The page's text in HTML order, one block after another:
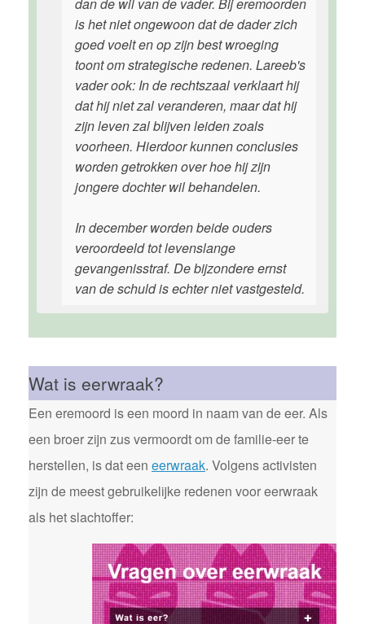
is het niet ongewoon dat de dader zich
goed voelt en op zijn best wroeging
toont om strategische redenen. Lareeb's
vader ook: In de rechtszaal verklaart hij
dat hij niet zal veranderen, maar dat hij
zijn leven zal blijven leiden zoals
voorheen. Hierdoor kunnen conclusies
worden getrokken over hoe hij zijn
jongere dochter wil behandelen.
In december worden beide ouders
veroordeeld tot levenslange
gevangenisstraf. De bijzondere ernst
van de schuld is echter niet vastgesteld.
Wat is eerwraak?
Een eremoord is een moord in naam van de eer. Als
een broer zijn zus vermoordt om de familie-eer te
herstellen, is dat een eerwraak. Volgens activisten
zijn de meest gebruikelijke redenen voor eerwraak
als het slachtoffer: